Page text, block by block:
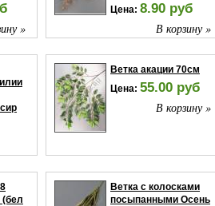
»
Цена: 8.90 руб
В корзину »
»
Ветка акации 70см
Цена: 55.00 руб
В корзину »
(бел
Ветка с колосками
посыпанными Осень